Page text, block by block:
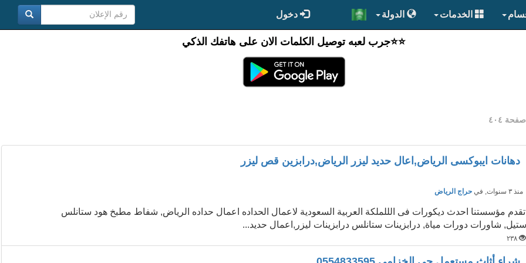
الخدمات الدولة دخول
⭐️⭐جرب لعبه توصيل الكلمات الان على هاتفك الذكي
٤٠٤
دهانات ايبوكسى الرياض,اعال حديد ليزر الرياض,درابزين قص ليزر
منذ ٣ سنوات , فيحراج الرياض
تقدم مؤسستنا احدث ديكورات فى الللملكة العربية السعودية لاعمال الحداده اعمال حداده الرياض, شفاط مطبخ هود ستانلس
ستيل, شاورات دورات مياة, درابزينات ستانلس درابزينات ليزر,اعمال حديد...
٢٣٨